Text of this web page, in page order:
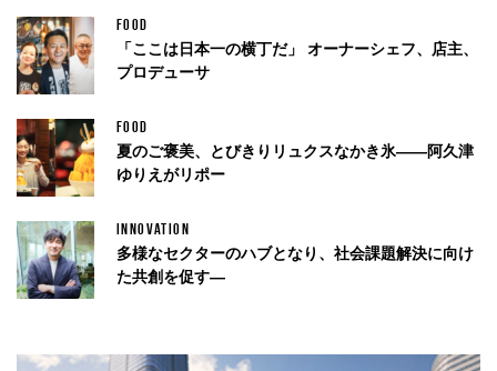
FOOD
「ここは日本一の横丁だ」 オーナーシェフ、店主、
プロデューサ
FOOD
夏のご褒美、とびきりリュクスなかき氷——阿久津
ゆりえがリポー
INNOVATION
多様なセクターのハブとなり、社会課題解決に向け
た共創を促す—